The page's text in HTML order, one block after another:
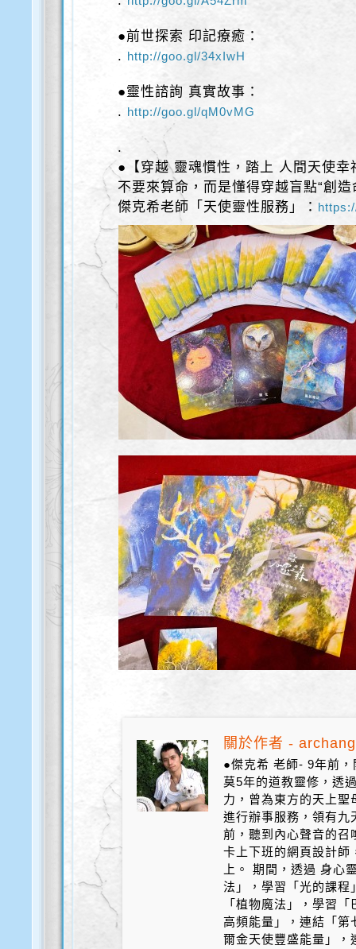
●前世探索 印記療癒：
. http://goo.gl/34xIwH
●靈性諮詢 真實故事：
. http://goo.gl/qM0vMG
.
●【穿越 靈魂慣性，踏上 人間天使幸
不要來算命，而是懂得穿越盲點“創造
傑克希老師「天使靈性服務」：
關於作者 -
●傑克希 老師- 9年前
莫5年的道教靈修，透
力，曾為東方的天上
進行辦事服務，領有
前，聽到內心聲音的召
卡上下班的網頁設計師
上。 期間，透過 身心
法」，學習「光的課程
「植物魔法」，學習
高頻能量」，連結「第
爾金天使豐盛能量」，